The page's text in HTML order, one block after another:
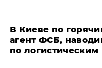
В Киеве по
агент ФСБ,
по